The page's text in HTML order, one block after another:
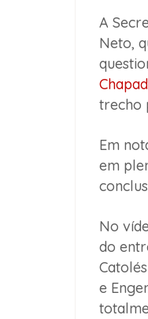
A
Neto,
trecho
Em
em
No
do
e